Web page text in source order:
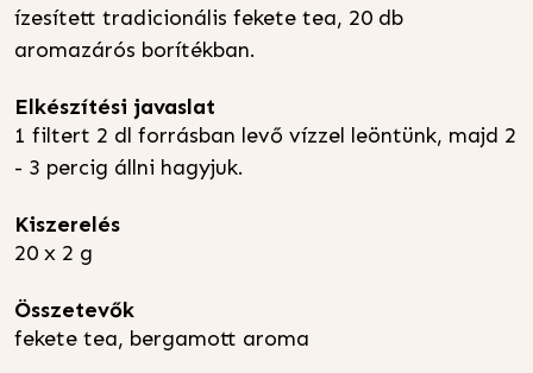
ízesített tradicionális fekete tea, 20 db
aromazárós borítékban.
Elkészítési javaslat
1 filtert 2 dl forrásban levő vízzel leöntünk, majd 2
- 3 percig állni hagyjuk.
Kiszerelés
20 x 2 g
Összetevők
fekete tea, bergamott aroma